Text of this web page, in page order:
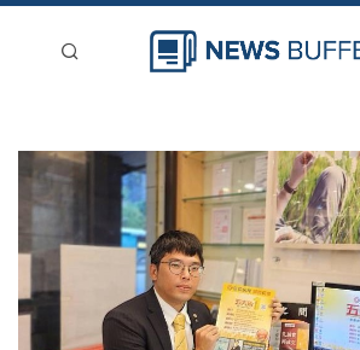
新聞稿分類